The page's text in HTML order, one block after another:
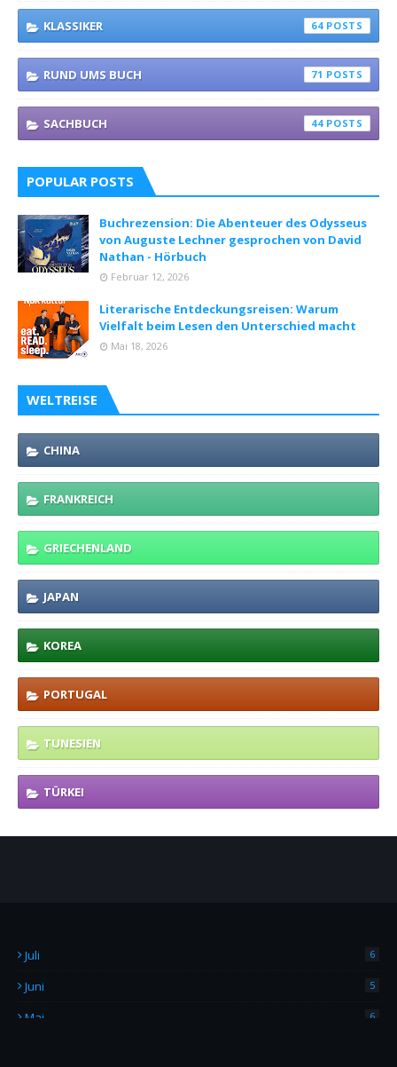
KLASSIKER 64
RUND UMS BUCH 71
SACHBUCH 44
POPULAR POSTS
Buchrezension: Die Abenteuer des Odysseus
von Auguste Lechner gesprochen von David
Nathan - Hörbuch
Februar 12, 2026
Literarische Entdeckungsreisen: Warum
Vielfalt beim Lesen den Unterschied macht
Mai 18, 2026
WELTREISE
CHINA
FRANKREICH
GRIECHENLAND
JAPAN
KOREA
PORTUGAL
TUNESIEN
TÜRKEI
Juli 6
Juni 5
Mai 6